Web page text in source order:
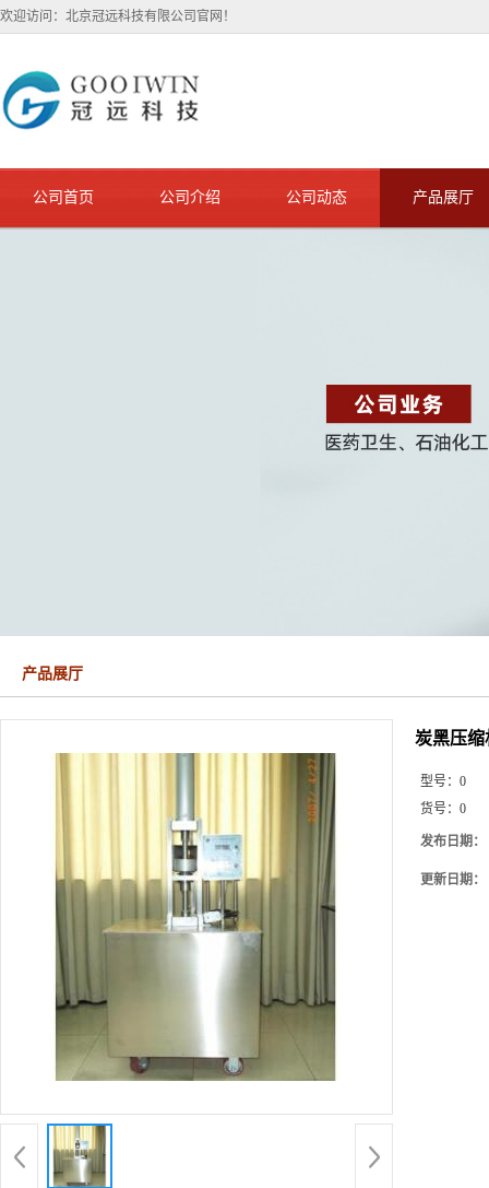
欢迎访问：北京冠远科技有限公司官网！
公司首页 公司介绍 公司动态 产品展厅
产品展厅
炭黑压缩
型号： 0
货号： 0
发布日期：
更新日期：